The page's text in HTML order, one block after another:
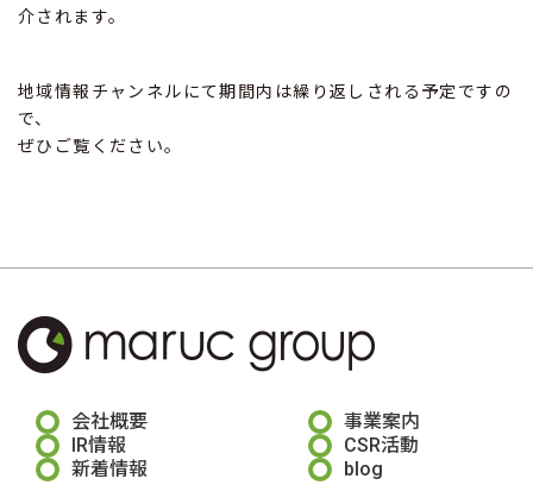
介されます。
地域情報チャンネルにて期間内は繰り返しされる予定ですの
で、
ぜひご覧ください。
会社概要
事業案内
IR情報
CSR活動
新着情報
blog